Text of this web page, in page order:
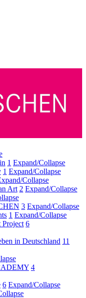
1 Expand/Collapse
1 Expand/Collapse
Collapse
Art 2 Expand/Collapse
3 Expand/Collapse
1 Expand/Collapse
Project 6
in Deutschland 11
4
6 Expand/Collapse